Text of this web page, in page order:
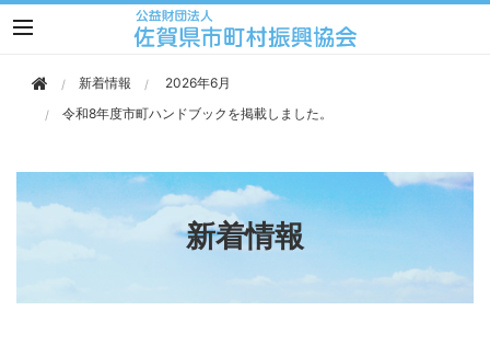
新着情報
2026年6月
令和8年度市町ハンドブックを掲載しました。
新着情報